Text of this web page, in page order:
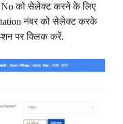
को सेलेक्ट करने के लिए
नंबर को सेलेक्ट करके
पर क्लिक करें.